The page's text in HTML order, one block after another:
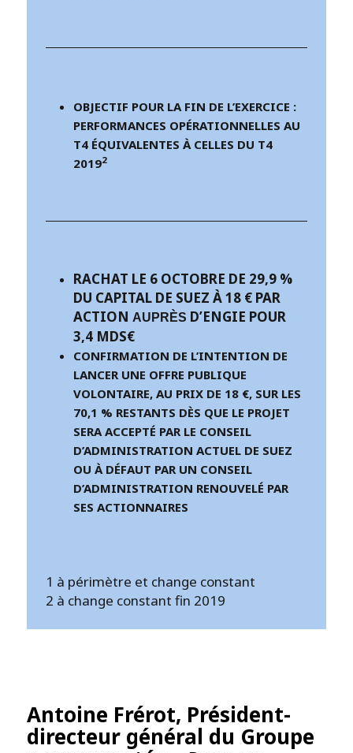
OBJECTIF POUR LA FIN DE L’EXERCICE :
PERFORMANCES OPÉRATIONNELLES AU
T4 ÉQUIVALENTES À CELLES DU T4
20192
RACHAT LE 6 OCTOBRE DE 29,9 %
DU CAPITAL DE SUEZ À 18 € PAR
ACTION AUPRÈS D’ENGIE POUR
3,4 MDS€
CONFIRMATION DE L’INTENTION DE
LANCER UNE OFFRE PUBLIQUE
VOLONTAIRE, AU PRIX DE 18 €, SUR LES
70,1 % RESTANTS DÈS QUE LE PROJET
SERA ACCEPTÉ PAR LE CONSEIL
D’ADMINISTRATION ACTUEL DE SUEZ
OU À DÉFAUT PAR UN CONSEIL
D’ADMINISTRATION RENOUVELÉ PAR
SES ACTIONNAIRES
1 à périmètre et change constant
2 à change constant fin 2019
Antoine Frérot, Président-
directeur général du Groupe